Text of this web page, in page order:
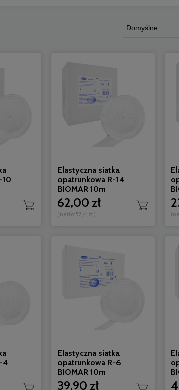
Do
Elastyczna siatka
opatrunkowa R-14
BIOMAR 10m
62,00 zł
(netto: 57,41 zł )
4
Elastyczna siatka
opatrunkowa R-6
BIOMAR 10m
39,90 zł